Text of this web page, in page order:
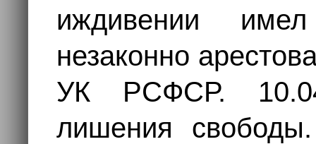
иждивении
незаконно
УК РСФСР.
лишения